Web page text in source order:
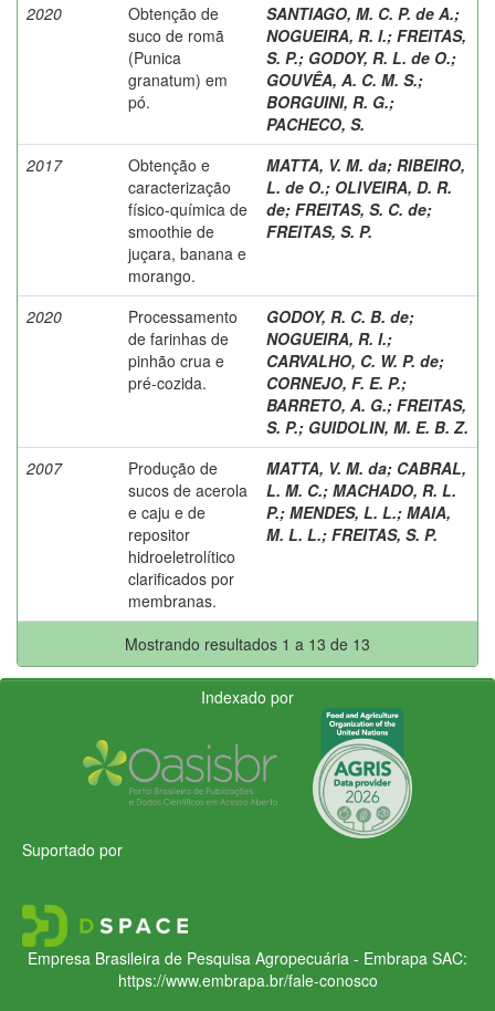
2020
Obtenção de
suco de romã
(Punica
granatum) em
pó.
SANTIAGO, M. C. P. de A.;
NOGUEIRA, R. I.; FREITAS,
S. P.; GODOY, R. L. de O.;
GOUVÊA, A. C. M. S.;
BORGUINI, R. G.;
PACHECO, S.
2017
Obtenção e
caracterização
físico-química de
smoothie de
juçara, banana e
morango.
MATTA, V. M. da; RIBEIRO,
L. de O.; OLIVEIRA, D. R.
de; FREITAS, S. C. de;
FREITAS, S. P.
2020
Processamento
de farinhas de
pinhão crua e
pré-cozida.
GODOY, R. C. B. de;
NOGUEIRA, R. I.;
CARVALHO, C. W. P. de;
CORNEJO, F. E. P.;
BARRETO, A. G.; FREITAS,
S. P.; GUIDOLIN, M. E. B. Z.
2007
Produção de
sucos de acerola
e caju e de
repositor
hidroeletrolítico
clarificados por
membranas.
MATTA, V. M. da; CABRAL,
L. M. C.; MACHADO, R. L.
P.; MENDES, L. L.; MAIA,
M. L. L.; FREITAS, S. P.
Mostrando resultados 1 a 13 de 13
Indexado por
Suportado por
Empresa Brasileira de Pesquisa Agropecuária - Embrapa SAC:
https://www.embrapa.br/fale-conosco